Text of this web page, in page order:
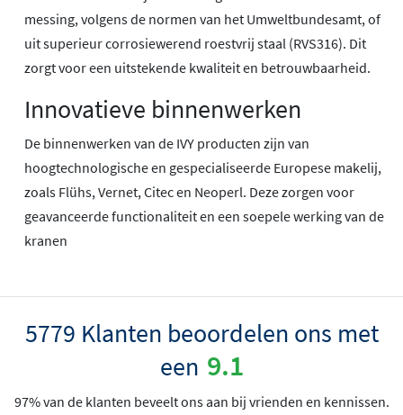
messing, volgens de normen van het Umweltbundesamt, of
uit superieur corrosiewerend roestvrij staal (RVS316). Dit
zorgt voor een uitstekende kwaliteit en betrouwbaarheid.
Innovatieve binnenwerken
De binnenwerken van de IVY producten zijn van
hoogtechnologische en gespecialiseerde Europese makelij,
zoals Flühs, Vernet, Citec en Neoperl. Deze zorgen voor
geavanceerde functionaliteit en een soepele werking van de
kranen
5779 Klanten beoordelen ons met
een 9.1
97% van de klanten beveelt ons aan bij vrienden en kennissen.